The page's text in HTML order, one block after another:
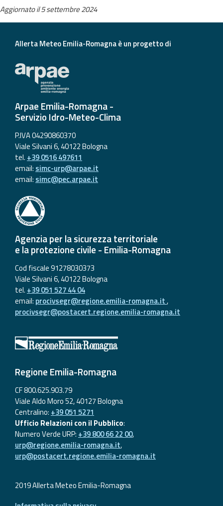
Aggiornato il 5 settembre 2024
Allerta Meteo Emilia-Romagna è un progetto di
Arpae Emilia-Romagna -
Servizio Idro-Meteo-Clima
P.IVA 04290860370
Viale Silvani 6, 40122 Bologna
tel. +39 0516 497611
email: simc-urp@arpae.it
email: simc@pec.arpae.it
Agenzia per la sicurezza territoriale
e la protezione civile - Emilia-Romagna
Cod fiscale 91278030373
Viale Silvani 6, 40122 Bologna
tel. +39 051 527 44 04
email: procivsegr@regione.emilia-romagna.it,
procivsegr@postacert.regione.emilia-romagna.it
Regione Emilia-Romagna
CF 800.625.903.79
Viale Aldo Moro 52, 40127 Bologna
Centralino: +39 051 5271
Ufficio Relazioni con il Pubblico:
Numero Verde URP: +39 800 66 22 00,
urp@regione.emilia-romagna.it,
urp@postacert.regione.emilia-romagna.it
2019 Allerta Meteo Emilia-Romagna